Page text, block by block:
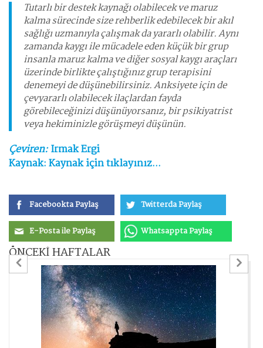
Tutarlı bir destek kaynağı olabilecek ve maruz
kalma sürecinde size rehberlik edebilecek bir akıl
sağlığı uzmanıyla çalışmak da yararlı olabilir. Aynı
zamanda kaygı ile mücadele eden küçük bir grup
insanla maruz kalma ve diğer sosyal kaygı araçları
üzerinde birlikte çalıştığınız grup terapisini
denemeyi de düşünebilirsiniz. Anksiyete için de
çevyararlı olabilecek ilaçlardan fayda
görebileceğinizi düşünüyorsanız, bir psikiyatrist
veya hekiminizle görüşmeyi düşünün.
Çeviren:Irmak Ergi
Kaynak:Kaynak için tıklayınız...
Facebookta Paylaş Twitterda Paylaş
E-Posta ile Paylaş Whatsappta Paylaş
ÖNCEKİ HAFTALAR
Previous